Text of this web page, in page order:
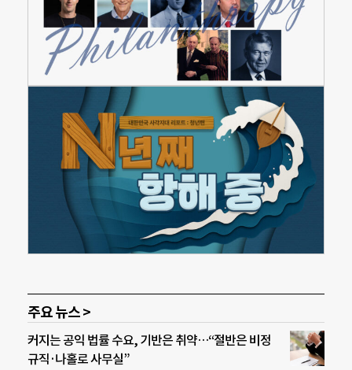
주요 뉴스 >
커지는 공익 법률 수요, 기반은 취약…“절반은 비정
규직·나홀로 사무실”